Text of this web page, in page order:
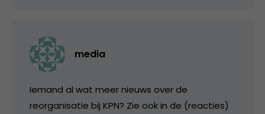
media
Iemand al wat meer nieuws over de
reorganisatie bij KPN? Zie ook in de (reacties)